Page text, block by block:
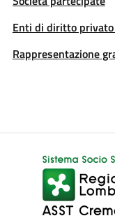
Enti di diritto
Rappresentazione